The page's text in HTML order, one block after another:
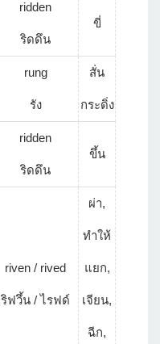
ridden
ริดดึน
ขี่
rung
รัง
สั่น
กระดิ่ง
ridden
ริดดึน
ขึ้น
riven / rived
ริฟวึ้น / ไรฟด์
ผ่า,
ทำให้
แยก,
เจียน,
ฉีก,